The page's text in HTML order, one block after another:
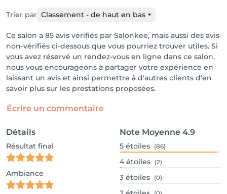
Trier par Classement - de haut en bas
Ce salon a 85 avis vérifiés par Salonkee, mais aussi des avis
non-vérifiés ci-dessous que vous pourriez trouver utiles. Si
vous avez réservé un rendez-vous en ligne dans ce salon,
nous vous encourageons à partager votre expérience en
laissant un avis et ainsi permettre à d'autres clients d'en
savoir plus sur les prestations proposées.
Écrire un commentaire
Détails
Résultat final
Ambiance
Note Moyenne 4.9
5 étoiles (86)
4 étoiles (2)
3 étoiles (0)